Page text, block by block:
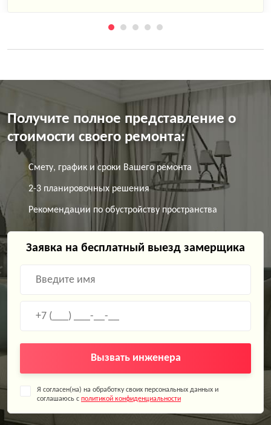
Заявка на бесплатный выезд замерщика
Вызвать инженера
Я согласен(на) на обработку своих персональных данных и
соглашаюсь с политикой конфиденциальности
Получите полное представление о
стоимости своего ремонта:
Смету, график и сроки Вашего ремонта
2-3 планировочных решения
Рекомендации по обустройству пространства